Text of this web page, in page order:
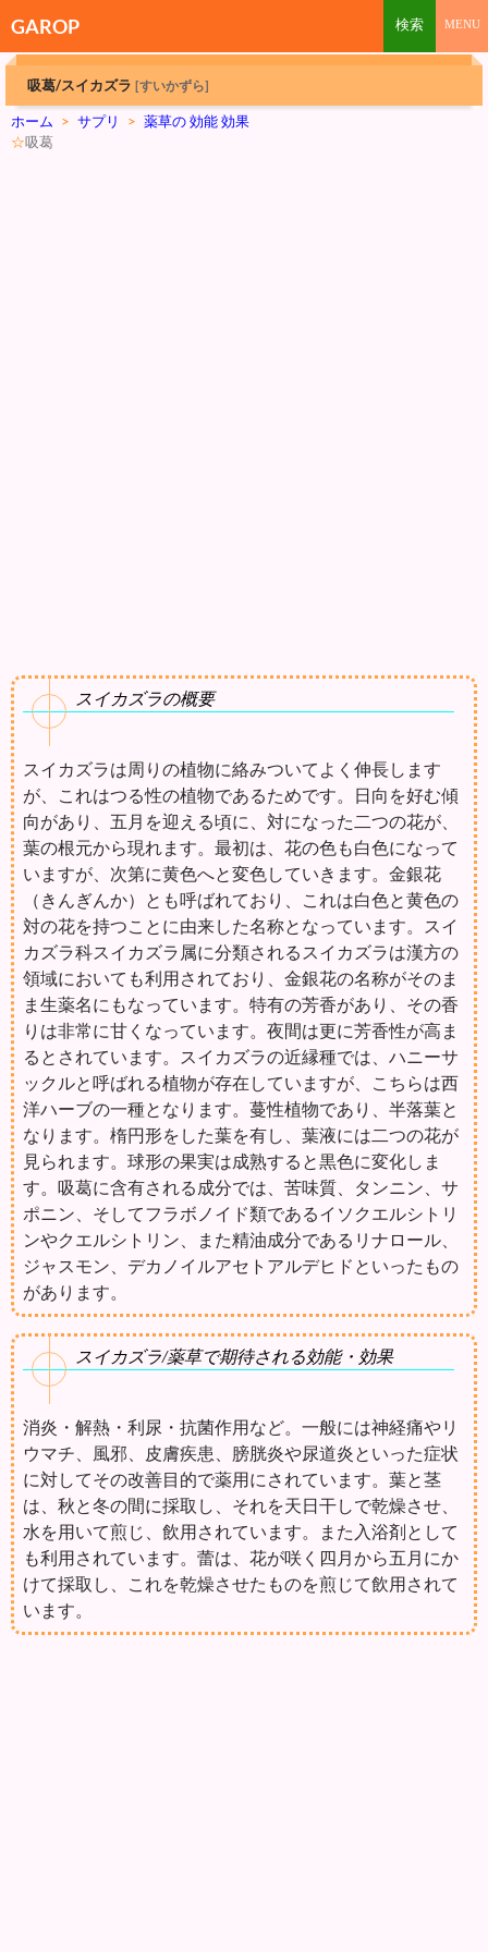
GAROP
吸葛/スイカズラ [すいかずら]
ホーム > サプリ > 薬草の 効能 効果
☆吸葛
スイカズラの概要
スイカズラは周りの植物に絡みついてよく伸長します
が、これはつる性の植物であるためです。日向を好む傾
向があり、五月を迎える頃に、対になった二つの花が、
葉の根元から現れます。最初は、花の色も白色になって
いますが、次第に黄色へと変色していきます。金銀花
（きんぎんか）とも呼ばれており、これは白色と黄色の
対の花を持つことに由来した名称となっています。スイ
カズラ科スイカズラ属に分類されるスイカズラは漢方の
領域においても利用されており、金銀花の名称がそのま
ま生薬名にもなっています。特有の芳香があり、その香
りは非常に甘くなっています。夜間は更に芳香性が高ま
るとされています。スイカズラの近縁種では、ハニーサ
ックルと呼ばれる植物が存在していますが、こちらは西
洋ハーブの一種となります。蔓性植物であり、半落葉と
なります。楕円形をした葉を有し、葉液には二つの花が
見られます。球形の果実は成熟すると黒色に変化しま
す。吸葛に含有される成分では、苦味質、タンニン、サ
ポニン、そしてフラボノイド類であるイソクエルシトリ
ンやクエルシトリン、また精油成分であるリナロール、
ジャスモン、デカノイルアセトアルデヒドといったもの
があります。
スイカズラ/薬草で期待される効能・効果
消炎・解熱・利尿・抗菌作用など。一般には神経痛やリ
ウマチ、風邪、皮膚疾患、膀胱炎や尿道炎といった症状
に対してその改善目的で薬用にされています。葉と茎
は、秋と冬の間に採取し、それを天日干しで乾燥させ、
水を用いて煎じ、飲用されています。また入浴剤として
も利用されています。蕾は、花が咲く四月から五月にか
けて採取し、これを乾燥させたものを煎じて飲用されて
います。